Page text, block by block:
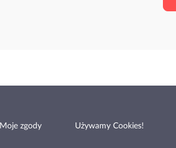
Moje zgody Używamy Cookies!